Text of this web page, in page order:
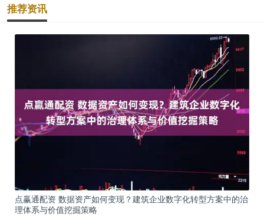
推荐资讯
点赢通配资 数据资产如何变现？建筑企业数字化转型方案中的治
理体系与价值挖掘策略